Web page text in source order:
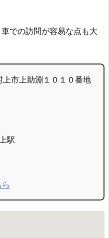
での訪問が容易な点も大
市上助淵１０１０番地
駅